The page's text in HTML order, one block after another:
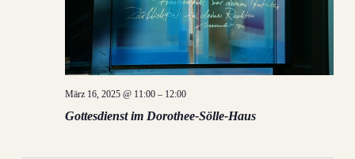
Gottesdienst im Dorothee-Sölle-Haus
März 16, 2025 @ 11:00– 12:00